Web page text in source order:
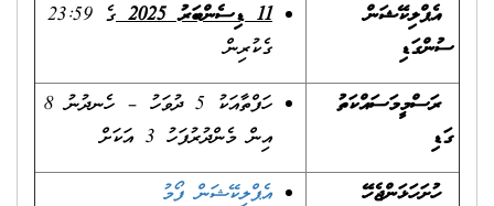
އެޕްލިކޭޝަން
ސުންގަޑި
11 ޑިސެންބަރު 2025
ގެ 23:59
ގެކުރިން
ރަސްމީމަސައްކަތު
ގަޑި
ހަފްތާއަކު 5 ދުވަހު – ހެނދުނު 8
އިން މެންދުރުފަހު 3 އަކަށް
ހުށަހަޅަންޖެހޭ
އޕލކޝން ފމ